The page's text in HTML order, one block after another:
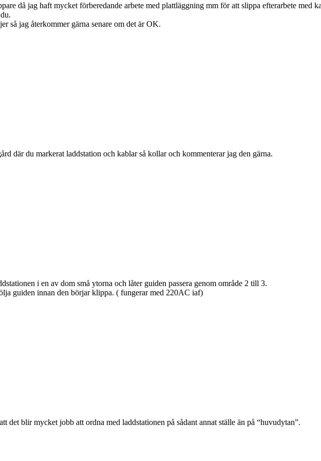
då jag haft mycket förberedande arbete med plattläggning mm för att slippa efterarbete med
så jag återkommer gärna senare om det är OK.
där du markerat laddstation och kablar så kollar och kommenterar jag den gärna.
i en av dom små ytorna och låter guiden passera genom område 2 till 3.
guiden innan den börjar klippa. ( fungerar med 220AC iaf)
det blir mycket jobb att ordna med laddstationen på sådant annat ställe än på “huvudytan”.